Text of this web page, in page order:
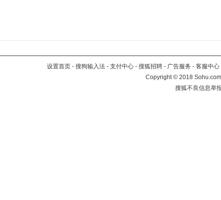
设置首页 - 搜狗输入法 - 支付中心 - 搜狐招聘 - 广告服务 - 客服中心
Copyright©2018
搜狐不良信息举